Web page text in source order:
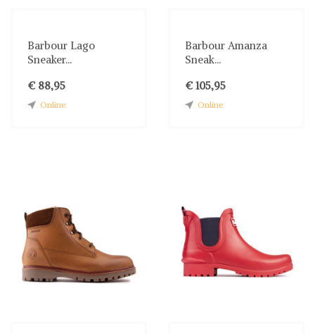
Barbour Lago
Sneaker...
€ 88,95
Online
Barbour Amanza
Sneak...
€ 105,95
Online